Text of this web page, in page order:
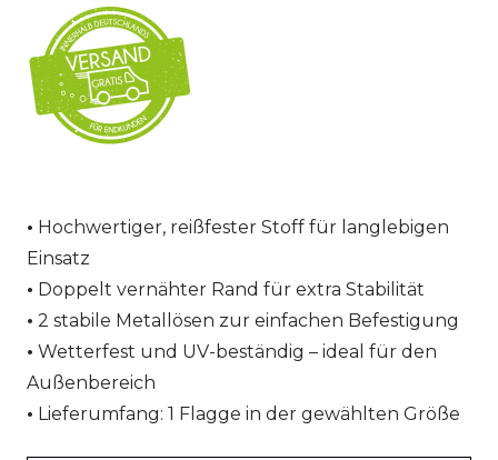
Hochwertiger, reißfester Stoff für langlebigen
Einsatz
Doppelt vernähter Rand für extra Stabilität
2 stabile Metallösen zur einfachen Befestigung
Wetterfest und UV-beständig – ideal für den
Außenbereich
Lieferumfang: 1 Flagge in der gewählten Größe